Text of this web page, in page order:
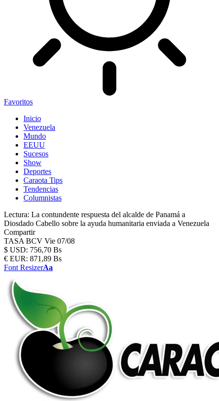
Favoritos
Inicio
Venezuela
Mundo
EEUU
Sucesos
Show
Deportes
Caraota Tips
Tendencias
Columnistas
Lectura: La contundente respuesta del alcalde de Panamá a
Diosdado Cabello sobre la ayuda humanitaria enviada a Venezuela
Compartir
TASA BCV Vie 07/08
$ USD: 756,70 Bs
€ EUR: 871,89 Bs
Font ResizerAa